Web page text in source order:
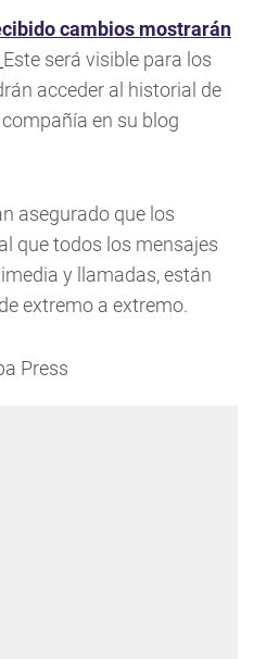
cambios mostrarán
Este será visible para los
acceder al historial de
en su blog
asegurado que los
que todos los mensajes
y llamadas, están
extremo a extremo.
Press